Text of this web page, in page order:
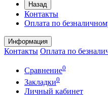
Назад
Контакты
Оплата по
Информация
Контакты Оплата по
Сравнение0
Закладки0
Личный кабинет